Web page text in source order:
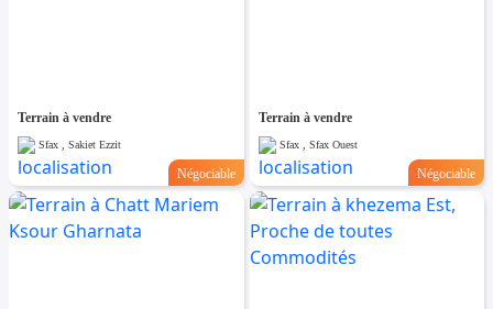
Terrain à vendre
Sfax , Sakiet Ezzit
Négociable
Terrain à vendre
Sfax , Sfax Ouest
Négociable